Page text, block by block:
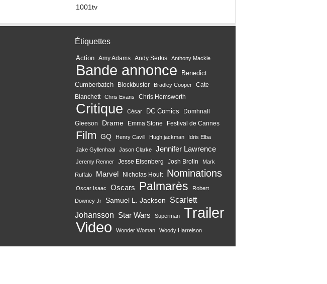
1001tv
Étiquettes
Action Amy Adams Andy Serkis Anthony Mackie
Bande annonce
Benedict
Cumberbatch
Blockbuster Bradley Cooper
Cate
Blanchett
Chris Evans Chris Hemsworth
Critique César DC Comics
Domhnall
Gleeson
Drame Emma Stone Festival de Cannes
Film GQ Henry Cavill Hugh jackman Idris Elba
Jake Gyllenhaal Jason Clarke Jennifer Lawrence
Jeremy Renner Jesse Eisenberg Josh Brolin Mark
Ruffalo Marvel Nicholas Hoult Nominations
Oscar Isaac Oscars Palmarès Robert
Downey Jr Samuel L. Jackson
Scarlett
Johansson
Star Wars Superman Trailer
Video Wonder Woman Woody Harrelson